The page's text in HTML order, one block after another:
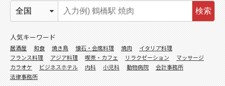
検索
人気キーワード
居酒屋 和食 焼き鳥 懐石・会席料理 焼肉
イタリア料理
フランス料理
アジア料理 喫茶・カフェ リラクゼーション
マッサージ
カラオケ
ビジネスホテル 内科 小児科 動物病院
会計事務所
法律事務所